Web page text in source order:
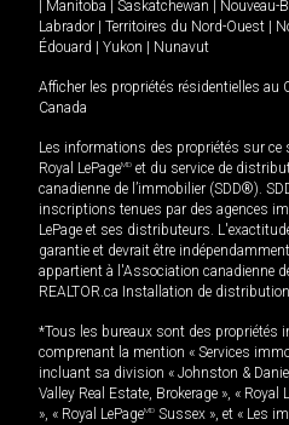
Manitoba Saskatchewan Nouveau-
Labrador
Territoires du Nord-Ouest
Édouard
Yukon Nunavut
Afficher les propriétés résidentielles au
Canada
Les informations des propriétés sur
Royal LePageMD et du service de
canadienne de l’immobilier (SDD®).
inscriptions tenues par des agences
LePage et ses distributeurs.
garantie et devrait être
appartient à l'Association canadienne
REALTOR.ca Installation de
*Tous les bureaux sont des propriétés
comprenant la mention « Services
incluant sa division « Johnston & Daniel
Valley Real Estate, Brokerage », « Royal
», « Royal LePageMD Sussex », et « Les